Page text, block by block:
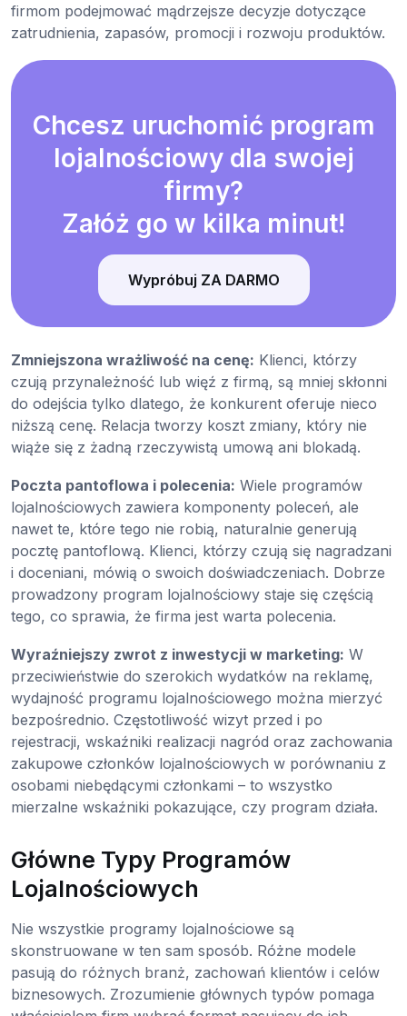
firmom podejmować mądrzejsze decyzje dotyczące
zatrudnienia, zapasów, promocji i rozwoju produktów.
Chcesz uruchomić program
lojalnościowy dla swojej
firmy?
Załóż go w kilka minut!
Wypróbuj ZA DARMO
Zmniejszona wrażliwość na cenę: Klienci, którzy
czują przynależność lub więź z firmą, są mniej skłonni
do odejścia tylko dlatego, że konkurent oferuje nieco
niższą cenę. Relacja tworzy koszt zmiany, który nie
wiąże się z żadną rzeczywistą umową ani blokadą.
Poczta pantoflowa i polecenia: Wiele programów
lojalnościowych zawiera komponenty poleceń, ale
nawet te, które tego nie robią, naturalnie generują
pocztę pantoflową. Klienci, którzy czują się nagradzani
i doceniani, mówią o swoich doświadczeniach. Dobrze
prowadzony program lojalnościowy staje się częścią
tego, co sprawia, że firma jest warta polecenia.
Wyraźniejszy zwrot z inwestycji w marketing: W
przeciwieństwie do szerokich wydatków na reklamę,
wydajność programu lojalnościowego można mierzyć
bezpośrednio. Częstotliwość wizyt przed i po
rejestracji, wskaźniki realizacji nagród oraz zachowania
zakupowe członków lojalnościowych w porównaniu z
osobami niebędącymi członkami – to wszystko
mierzalne wskaźniki pokazujące, czy program działa.
Główne Typy Programów
Lojalnościowych
Nie wszystkie programy lojalnościowe są
skonstruowane w ten sam sposób. Różne modele
pasują do różnych branż, zachowań klientów i celów
biznesowych. Zrozumienie głównych typów pomaga